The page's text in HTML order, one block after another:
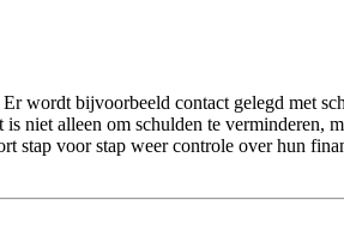
wordt bijvoorbeeld contact gelegd met
niet alleen om schulden te verminderen,
voor stap weer controle over hun